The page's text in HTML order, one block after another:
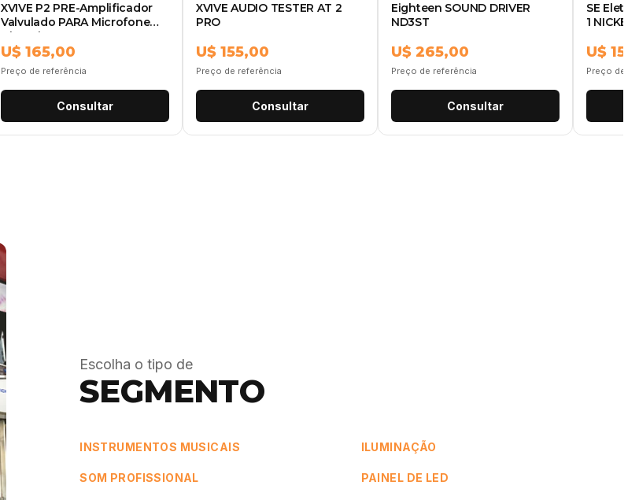
XVIVE P2 PRE-Amplificador
Valvulado PARA Microfone
Dinamicos
U$ 165,00
Preço de referência
Consultar
XVIVE AUDIO TESTER AT 2
PRO
U$ 155,00
Preço de referência
Consultar
Eighteen SOUND DRIVER
ND3ST
U$ 265,00
Preço de referência
Consultar
SE
1 NICKEL
U$
Preço de
Escolha o tipo de
SEGMENTO
INSTRUMENTOS MUSICAIS ILUMINAÇÃO
SOM PROFISSIONAL PAINEL DE LED